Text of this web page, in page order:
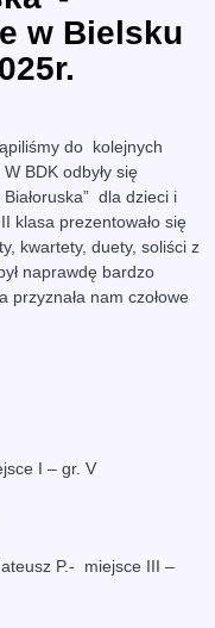
w Bielsku
do kolejnych
BDK odbyły się
dla dzieci i
klasa prezentowało się
kwartety, duety, soliści z
naprawdę bardzo
przyznała nam czołowe
I – gr. V
P.- miejsce III –